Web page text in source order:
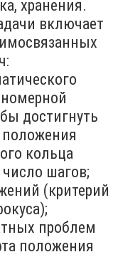
хранения.
включает
достигнуть
кольца
шагов;
(критерий
проблем
положения